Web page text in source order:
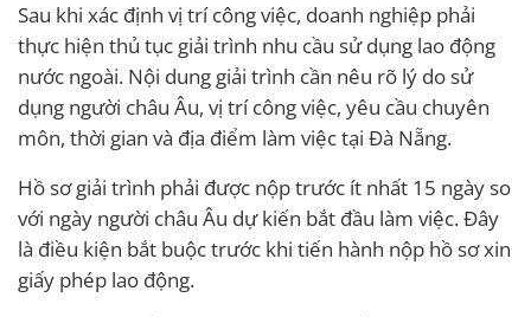
Sau khi xác định vị trí công việc, doanh nghiệp phải
thực hiện thủ tục giải trình nhu cầu sử dụng lao động
nước ngoài. Nội dung giải trình cần nêu rõ lý do sử
dụng người châu Âu, vị trí công việc, yêu cầu chuyên
môn, thời gian và địa điểm làm việc tại Đà Nẵng.
Hồ sơ giải trình phải được nộp trước ít nhất 15 ngày so
với ngày người châu Âu dự kiến bắt đầu làm việc. Đây
là điều kiện bắt buộc trước khi tiến hành nộp hồ sơ xin
giấy phép lao động.